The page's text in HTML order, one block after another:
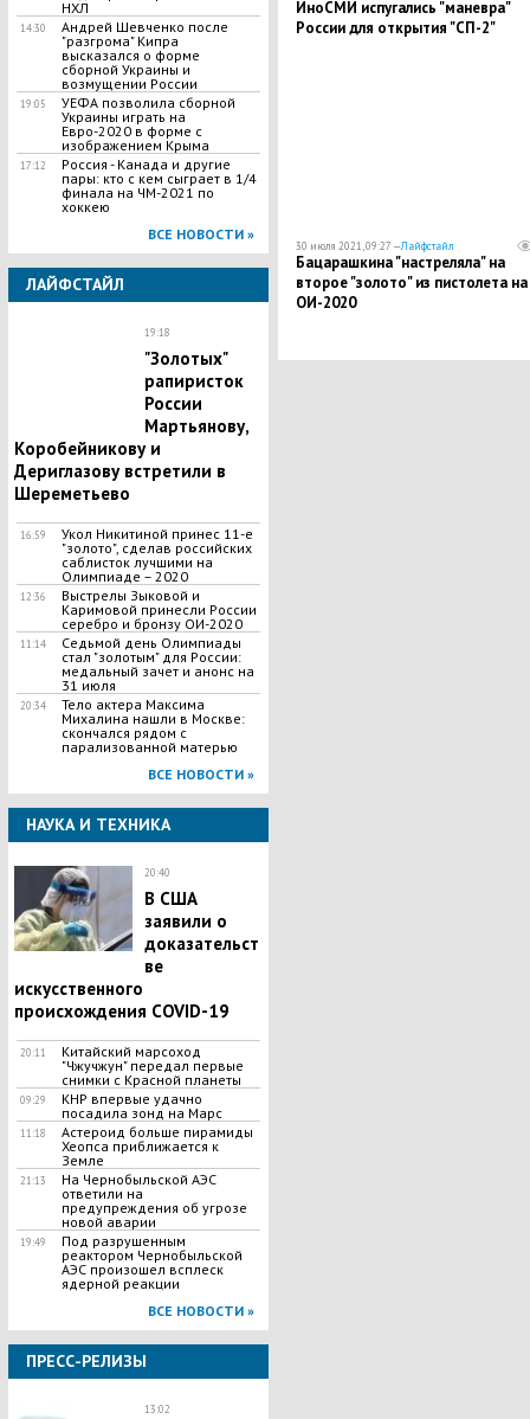
НХЛ
14:30
Андрей Шевченко после
"разгрома" Кипра
высказался о форме
сборной Украины и
возмущении России
19:05
УЕФА позволила сборной
Украины играть на
Евро-2020 в форме с
изображением Крыма
17:12
Россия - Канада и другие
пары: кто с кем сыграет в 1/4
финала на ЧМ-2021 по
хоккею
ВСЕ НОВОСТИ »
ЛАЙФСТАЙЛ
19:18
"Золотых"
рапиристок
России
Мартьянову,
Коробейникову и
Дериглазову встретили в
Шереметьево
16:59
Укол Никитиной принес 11-е
"золото", сделав российских
саблисток лучшими на
Олимпиаде – 2020
12:36
Выстрелы Зыковой и
Каримовой принесли России
серебро и бронзу ОИ-2020
11:14
Седьмой день Олимпиады
стал "золотым" для России:
медальный зачет и анонс на
31 июля
20:34
Тело актера Максима
Михалина нашли в Москве:
скончался рядом с
парализованной матерью
ВСЕ НОВОСТИ »
НАУКА И ТЕХНИКА
20:40
В США
заявили о
доказательст
ве
искусственного
происхождения COVID-19
20:11
Китайский марсоход
"Чжучжун" передал первые
снимки с Красной планеты
09:29
КНР впервые удачно
посадила зонд на Марс
11:18
Астероид больше пирамиды
Хеопса приближается к
Земле
21:13
На Чернобыльской АЭС
ответили на
предупреждения об угрозе
новой аварии
19:49
Под разрушенным
реактором Чернобыльской
АЭС произошел всплеск
ядерной реакции
ВСЕ НОВОСТИ »
ПРЕСС-РЕЛИЗЫ
13:02
ИноСМИ испугались "маневра"
России для открытия "СП-2"
30 июля 2021, 09:27 —Лайфстайл
Бацарашкина "настреляла" на
второе "золото" из пистолета на
ОИ-2020